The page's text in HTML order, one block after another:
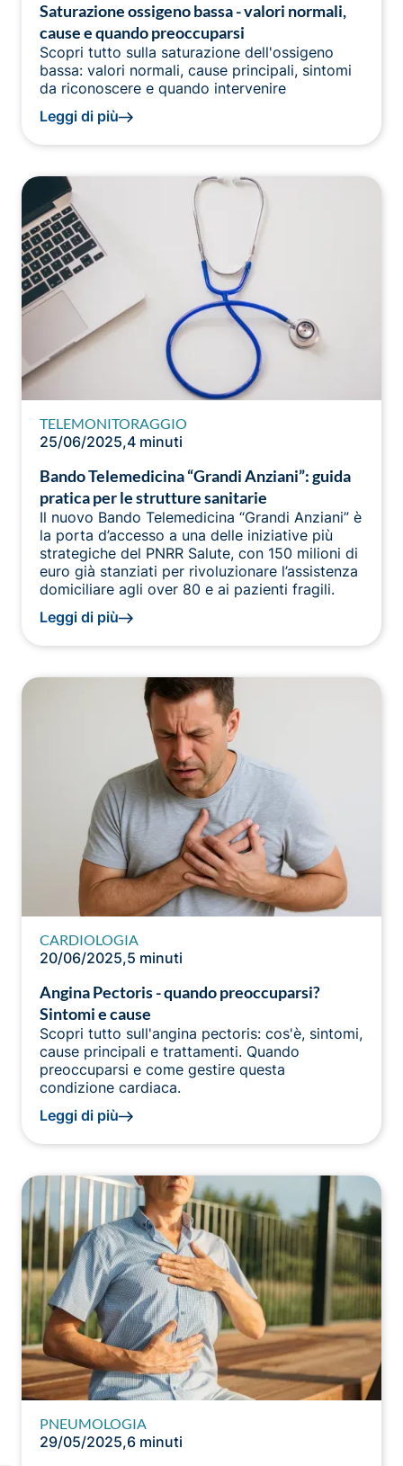
Saturazione ossigeno bassa - valori normali,
cause e quando preoccuparsi
Scopri tutto sulla saturazione dell'ossigeno
bassa: valori normali, cause principali, sintomi
da riconoscere e quando intervenire
Leggi di più
TELEMONITORAGGIO
25/06/2025,4 minuti
Bando Telemedicina “Grandi Anziani”: guida
pratica per le strutture sanitarie
Il nuovo Bando Telemedicina “Grandi Anziani” è
la porta d’accesso a una delle iniziative più
strategiche del PNRR Salute, con 150 milioni di
euro già stanziati per rivoluzionare l’assistenza
domiciliare agli over 80 e ai pazienti fragili.
Leggi di più
CARDIOLOGIA
20/06/2025,5 minuti
Angina Pectoris - quando preoccuparsi?
Sintomi e cause
Scopri tutto sull'angina pectoris: cos'è, sintomi,
cause principali e trattamenti. Quando
preoccuparsi e come gestire questa
condizione cardiaca.
Leggi di più
PNEUMOLOGIA
29/05/2025,6 minuti